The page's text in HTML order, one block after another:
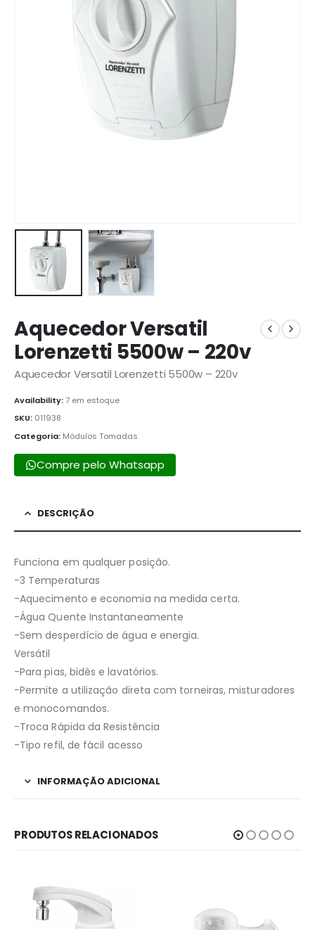
Aquecedor Versatil
Lorenzetti 5500w – 220v
Aquecedor Versatil Lorenzetti 5500w – 220v
Availability:7 em estoque
SKU: 011938
Categoria: Módulos Tomadas
Compre pelo Whatsapp
DESCRIÇÃO
Funciona em qualquer posição.
-3 Temperaturas
-Aquecimento e economia na medida certa.
-Água Quente Instantaneamente
-Sem desperdício de água e energia.
Versátil
-Para pias, bidês e lavatórios.
-Permite a utilização direta com torneiras, misturadores
e monocomandos.
-Troca Rápida da Resistência
-Tipo refil, de fácil acesso
INFORMAÇÃO ADICIONAL
PRODUTOS RELACIONADOS